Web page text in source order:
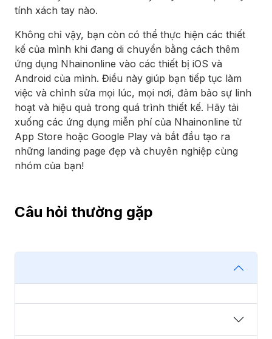
tính xách tay nào.
Không chỉ vậy, bạn còn có thể thực hiện các thiết
kế của mình khi đang di chuyển bằng cách thêm
ứng dụng Nhainonline vào các thiết bị iOS và
Android của mình. Điều này giúp bạn tiếp tục làm
việc và chỉnh sửa mọi lúc, mọi nơi, đảm bảo sự linh
hoạt và hiệu quả trong quá trình thiết kế. Hãy tải
xuống các ứng dụng miễn phí của Nhainonline từ
App Store hoặc Google Play và bắt đầu tạo ra
những landing page đẹp và chuyên nghiệp cùng
nhóm của bạn!
Câu hỏi thường gặp